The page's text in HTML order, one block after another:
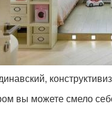
вы можете смело